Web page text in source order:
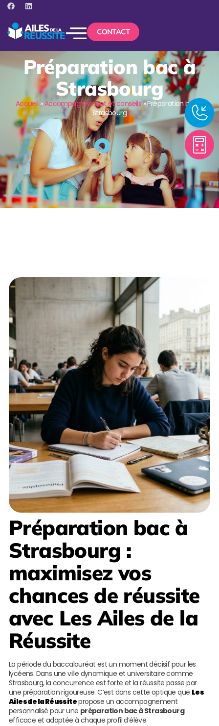
CONTACT
Préparation bac à
Strasbourg
Accueil»Accompagnement et conseils »Préparation bac à
Strasbourg
Préparation bac à
Strasbourg :
maximisez vos
chances de réussite
avec Les Ailes de la
Réussite
La période du baccalauréat est un moment décisif pour les
lycéens. Dans une ville dynamique et universitaire comme
Strasbourg, la concurrence est forte et la réussite passe par
une préparation rigoureuse. C’est dans cette optique que Les
Ailes de la Réussitepropose un accompagnement
personnalisé pour une préparation bac à Strasbourg
efficace et adaptée à chaque profil d’élève.